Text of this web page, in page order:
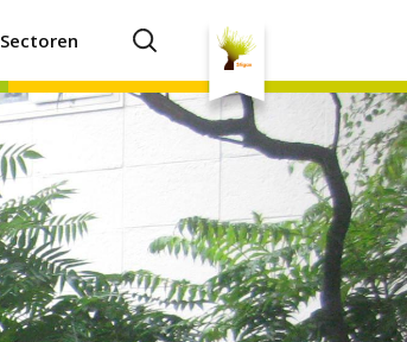
Sectoren